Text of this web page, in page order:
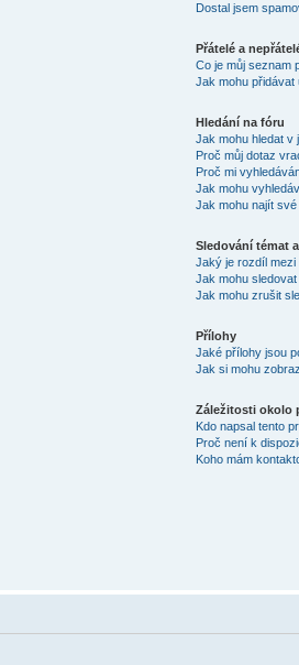
Dostal jsem
Přátelé a
Co je můj seznam
Jak mohu přidávat
Hledání na fóru
Jak mohu hledat v
Proč můj dotaz
Proč mi
Jak mohu
Jak mohu najít
Sledování témat
Jaký je rozdíl mezi
Jak mohu
Jak mohu zrušit
Přílohy
Jaké přílohy jsou
Jak si mohu
Záležitosti okolo
Kdo napsal tento
Proč není k
Koho mám